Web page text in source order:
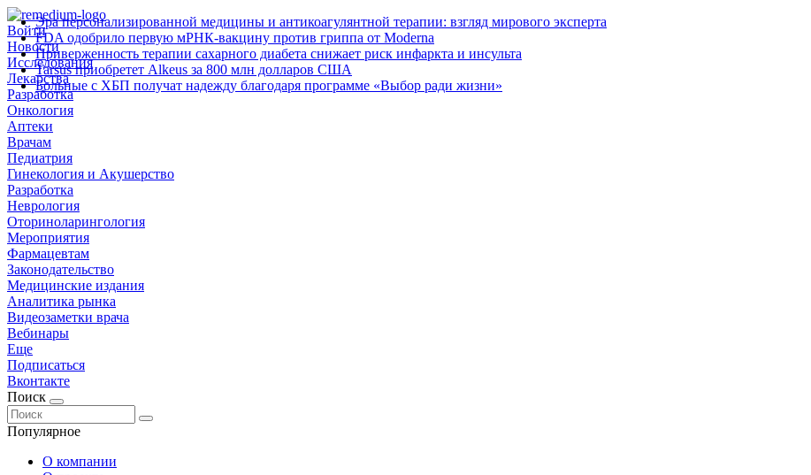
Войти
Новости
Исследования
Лекарства
Разработка
Онкология
Аптеки
Врачам
Педиатрия
Гинекология и Акушерство
Разработка
Неврология
Оториноларингология
Мероприятия
Фармацевтам
Законодательство
Медицинские издания
Аналитика рынка
Видеозаметки врача
Вебинары
Еще
Подписаться
Вконтакте
Поиск
Популярное
Эра персонализированной медицины и антикоагулянтной терапии: взгляд мирового эксперта
FDA одобрило первую мРНК‑вакцину против гриппа от Moderna
Приверженность терапии сахарного диабета снижает риск инфаркта и инсульта
Tarsus приобретет Alkeus за 800 млн долларов США
Больные с ХБП получат надежду благодаря программе «Выбор ради жизни»
О компании